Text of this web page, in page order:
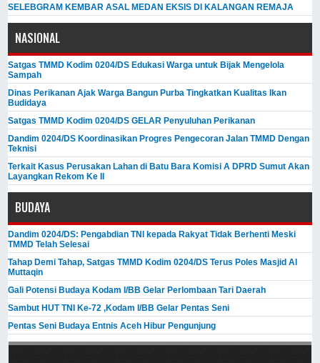
SELEBGRAM KEMBAR ASAL MEDAN EKSIS DI KALANGAN REMAJA
NASIONAL
Satgas TMMD Kodim 0204/DS Edukasi Warga untuk Bijak Mengelola
Sampah
Dinas Perikanan Ajak Warga Bangun Purba Tingkatkan Kualitas Ikan
Budidaya
Satgas TMMD Kodim 0204/DS GELAR Penyuluhan Perikanan
Dandim 0204/DS Koordinasikan Progres Pengecoran Jalan TMMD Dengan
Teknisi
Terkait Kasus Perusakan Lahan di Batu Bara Komisi A DPRD Sumut Akan
Layangkan Rekom Ke II
BUDAYA
Dandim 0204/DS: Pengabdian TNI kepada Rakyat Tidak Berhenti Meski ​
TMMD Telah Selesai
Tahap Demi Tahap, Satgas TMMD Kodim 0204/DS Terus Poles Masjid Al
Muttaqin
Gali Potensi Budaya Kodam I/BB Gelar Perlombaan Tari Daerah
Sambut HUT TNI Ke-72 ,Kodam I/BB Gelar Pentas Seni
Pentas Seni Budaya Entnis Aceh Hibur Pengunjung